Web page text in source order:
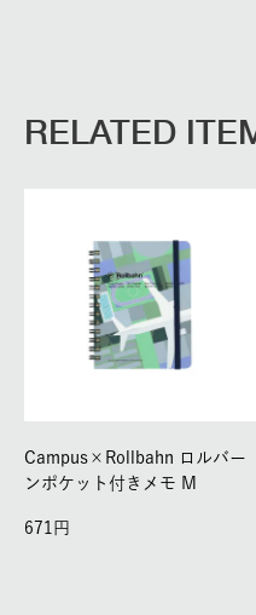
RELATED
Campus×Rollbahn ロルバー
ンポケット付きメモ M
671